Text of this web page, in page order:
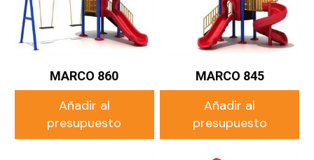
MARCO 860
Añadir al
presupuesto
MARCO 845
Añadir al
presupuesto